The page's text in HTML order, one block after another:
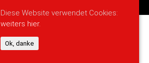
Diese Website verwendet Cookies:
weiters hier.
Ok, danke